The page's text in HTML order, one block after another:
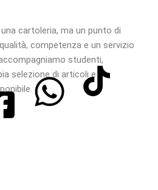
prodotto
cartoleria, ma un punto di
competenza e un servizio
studenti,
selezione di articoli e